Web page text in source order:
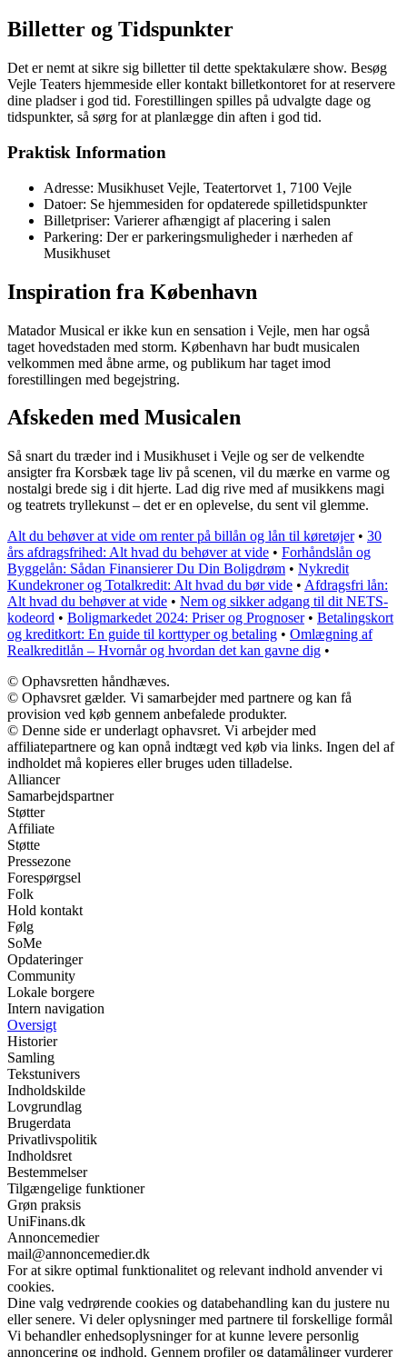
Billetter og Tidspunkter
Det er nemt at sikre sig billetter til dette spektakulære show. Besøg
Vejle Teaters hjemmeside eller kontakt billetkontoret for at reservere
dine pladser i god tid. Forestillingen spilles på udvalgte dage og
tidspunkter, så sørg for at planlægge din aften i god tid.
Praktisk Information
Adresse: Musikhuset Vejle, Teatertorvet 1, 7100 Vejle
Datoer: Se hjemmesiden for opdaterede spilletidspunkter
Billetpriser: Varierer afhængigt af placering i salen
Parkering: Der er parkeringsmuligheder i nærheden af
Musikhuset
Inspiration fra København
Matador Musical er ikke kun en sensation i Vejle, men har også
taget hovedstaden med storm. København har budt musicalen
velkommen med åbne arme, og publikum har taget imod
forestillingen med begejstring.
Afskeden med Musicalen
Så snart du træder ind i Musikhuset i Vejle og ser de velkendte
ansigter fra Korsbæk tage liv på scenen, vil du mærke en varme og
nostalgi brede sig i dit hjerte. Lad dig rive med af musikkens magi
og teatrets tryllekunst – det er en oplevelse, du sent vil glemme.
Alt du behøver at vide om renter på billån og lån til køretøjer• 30
års afdragsfrihed: Alt hvad du behøver at vide • Forhåndslån og
Byggelån: Sådan Finansierer Du Din Boligdrøm • Nykredit
Kundekroner og Totalkredit: Alt hvad du bør vide • Afdragsfri lån:
Alt hvad du behøver at vide • Nem og sikker adgang til dit NETS-
kodeord • Boligmarkedet 2024: Priser og Prognoser• Betalingskort
og kreditkort: En guide til korttyper og betaling • Omlægning af
Realkreditlån – Hvornår og hvordan det kan gavne dig •
© Ophavsretten håndhæves.
© Ophavsret gælder. Vi samarbejder med partnere og kan få
provision ved køb gennem anbefalede produkter.
© Denne side er underlagt ophavsret. Vi arbejder med
affiliatepartnere og kan opnå indtægt ved køb via links. Ingen del af
indholdet må kopieres eller bruges uden tilladelse.
Alliancer
Samarbejdspartner
Støtter
Affiliate
Støtte
Pressezone
Forespørgsel
Folk
Hold kontakt
Følg
SoMe
Opdateringer
Community
Lokale borgere
Intern navigation
Oversigt
Historier
Samling
Tekstunivers
Indholdskilde
Lovgrundlag
Brugerdata
Privatlivspolitik
Indholdsret
Bestemmelser
Tilgængelige funktioner
Grøn praksis
UniFinans.dk
Annoncemedier
mail@annoncemedier.dk
For at sikre optimal funktionalitet og relevant indhold anvender vi
cookies.
Dine valg vedrørende cookies og databehandling kan du justere nu
eller senere. Vi deler oplysninger med partnere til forskellige formål
Vi behandler enhedsoplysninger for at kunne levere personlig
annoncering og indhold. Gennem profiler og datamålinger vurderer